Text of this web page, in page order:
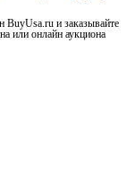
BuyUsa.ru и заказывайте
или онлайн аукциона